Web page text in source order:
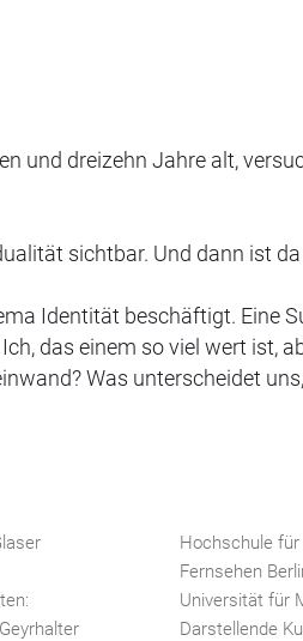
und dreizehn Jahre alt,
sichtbar. Und dann ist
Identität beschäftigt. Eine
das einem so viel wert ist,
Was unterscheidet
Hochschule für
Fernsehen
Universität für
Darstellende